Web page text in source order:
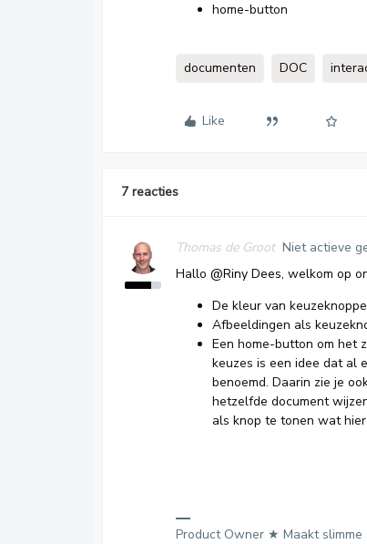
home-button
documenten DOC
Like
7 reacties
Thomas de Groot Niet actieve
Hallo @Riny Dees, welkom op
De kleur van
Afbeeldingen als
Een home-button om het
keuzes is een idee dat al
benoemd. Daarin zie je
hetzelfde document
als knop te tonen wat
Product Owner ★ Maakt